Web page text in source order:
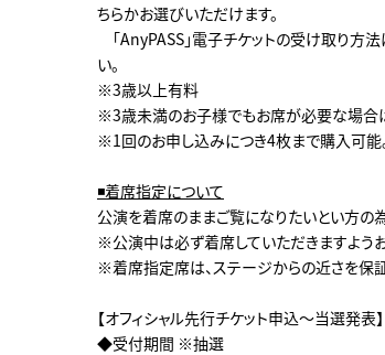
ちらかお選びいただけます。
「AnyPASS」電子チケットの受け取り方
い。
※3歳以上有料
※3歳未満のお子様でもお席が必要な場合
※1回のお申し込みにつき4枚まで購入可能
◾着席指定について
公演を着席のままご覧になりたいとい方の
※公演中は必ず着席していただきますようお
※着席指定席は、ステージからの近さを保
【オフィシャル先行チケット申込～当選発表】
◆受付期間 ※抽選